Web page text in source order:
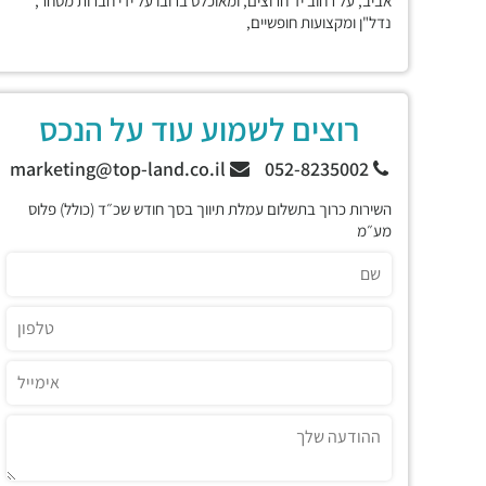
נדל"ן ומקצועות חופשיים,
רוצים לשמוע עוד על הנכס
השירות כרוך בתשלום עמלת תיווך בסך חודש שכ״ד (כולל) פלוס
מע״מ